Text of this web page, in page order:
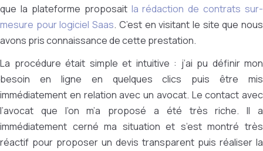
que la plateforme proposait la rédaction de contrats sur-
mesure pour logiciel Saas. C’est en visitant le site que nous
avons pris connaissance de cette prestation.
La procédure était simple et intuitive : j’ai pu définir mon
besoin en ligne en quelques clics puis être mis
immédiatement en relation avec un avocat. Le contact avec
l’avocat que l’on m’a proposé a été très riche. Il a
immédiatement cerné ma situation et s’est montré très
réactif pour proposer un devis transparent puis réaliser la